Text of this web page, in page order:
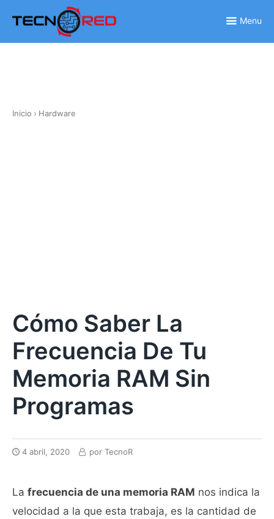
content
Menu
Inicio › Hardware
Cómo Saber La
Frecuencia De Tu
Memoria RAM Sin
Programas
4 abril, 2020 por TecnoR
La frecuencia de una memoria RAM nos indica la
velocidad a la que esta trabaja, es la cantidad de